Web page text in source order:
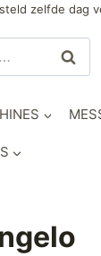
zelfde dag